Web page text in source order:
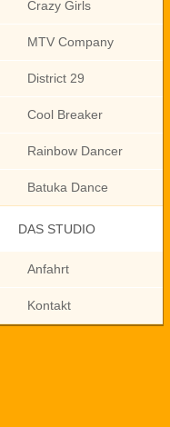
Crazy Girls
MTV Company
District 29
Cool Breaker
Rainbow Dancer
Batuka Dance
DAS STUDIO
Anfahrt
Kontakt